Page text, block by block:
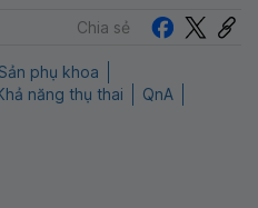
Chia sẻ
phụ khoa
năng thụ thai
QnA